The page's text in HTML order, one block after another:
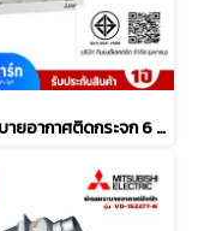
พัดลมระบายอากาศติดกระจก 6 นิ้ว MITSUBISHI ELECTRIC รุ่น V-15EWG2T/G6T